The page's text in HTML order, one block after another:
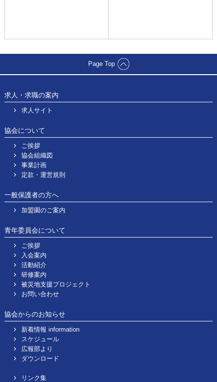
Page Top
求人・求職の案内
求人サイト
協会について
ご挨拶
協会組織図
事業計画
定款・運営規則
一般保護者の方へ
加盟園のご案内
青年委員会について
ご挨拶
入会案内
活動紹介
研修案内
被災地支援プロジェクト
お問い合わせ
協会からのお知らせ
新着情報 information
スケジュール
広報部より
ダウンロード
リンク集